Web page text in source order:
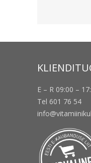
E – R 09:00 –
Tel 601 76 54